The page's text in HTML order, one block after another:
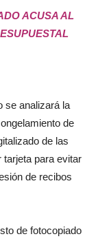
ACUSA AL
se analizará la
de
de las
para evitar
de recibos
de fotocopiado